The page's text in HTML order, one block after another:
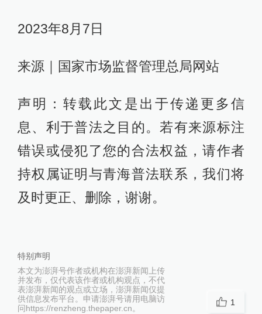
2023年8月7日
来源｜国家市场监督管理总局网站
声明：转载此文是出于传递更多信
息、利于普法之目的。若有来源标注
错误或侵犯了您的合法权益，请作者
持权属证明与青海普法联系，我们将
及时更正、删除，谢谢。
特别声明
本文为澎湃号作者或机构在澎湃新闻上传
并发布，仅代表该作者或机构观点，不代
表澎湃新闻的观点或立场，澎湃新闻仅提
供信息发布平台。申请澎湃号请用电脑访
问https://renzheng.thepaper.cn。
1